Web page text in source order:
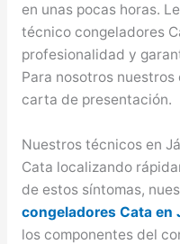
en unas pocas horas.
técnico congeladores
profesionalidad y
Para nosotros
carta de presentación.
Nuestros técnicos en
Cata localizando
de estos síntomas,
congeladores Cata en
los componentes del